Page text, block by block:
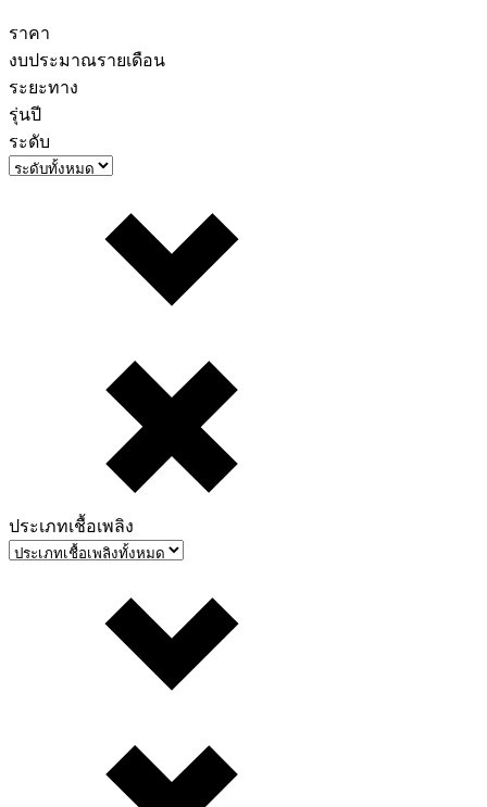
ราคา
งบประมาณรายเดือน
ระยะทาง
รุ่นปี
ระดับ
ประเภทเชื้อเพลิง